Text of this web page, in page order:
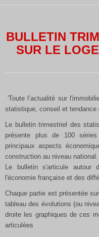
BULLETIN
SUR LE
'Toute l’actualité sur
statistique, conseil et
Le bulletin trimestriel des
présente plus de 100
principaux aspects
construction au niveau national.
Le bulletin s'articule autour
l'économie française et des
Chaque partie est présentée
tableau des évolutions (ou
droite les graphiques de ces
articulées